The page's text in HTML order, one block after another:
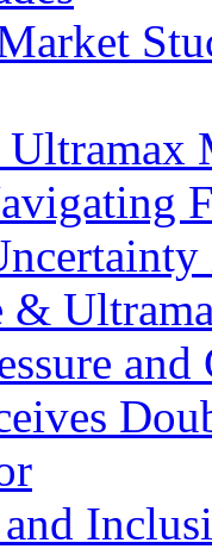
&